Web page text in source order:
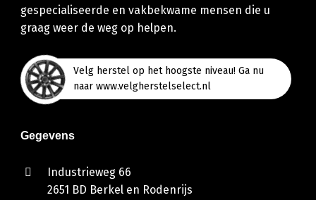
gespecialiseerde en vakbekwame mensen die u
graag weer de weg op helpen.
Velg herstel op het hoogste niveau! Ga nu
naar www.velgherstelselect.nl
Gegevens
Industrieweg 66
2651 BD Berkel en Rodenrijs